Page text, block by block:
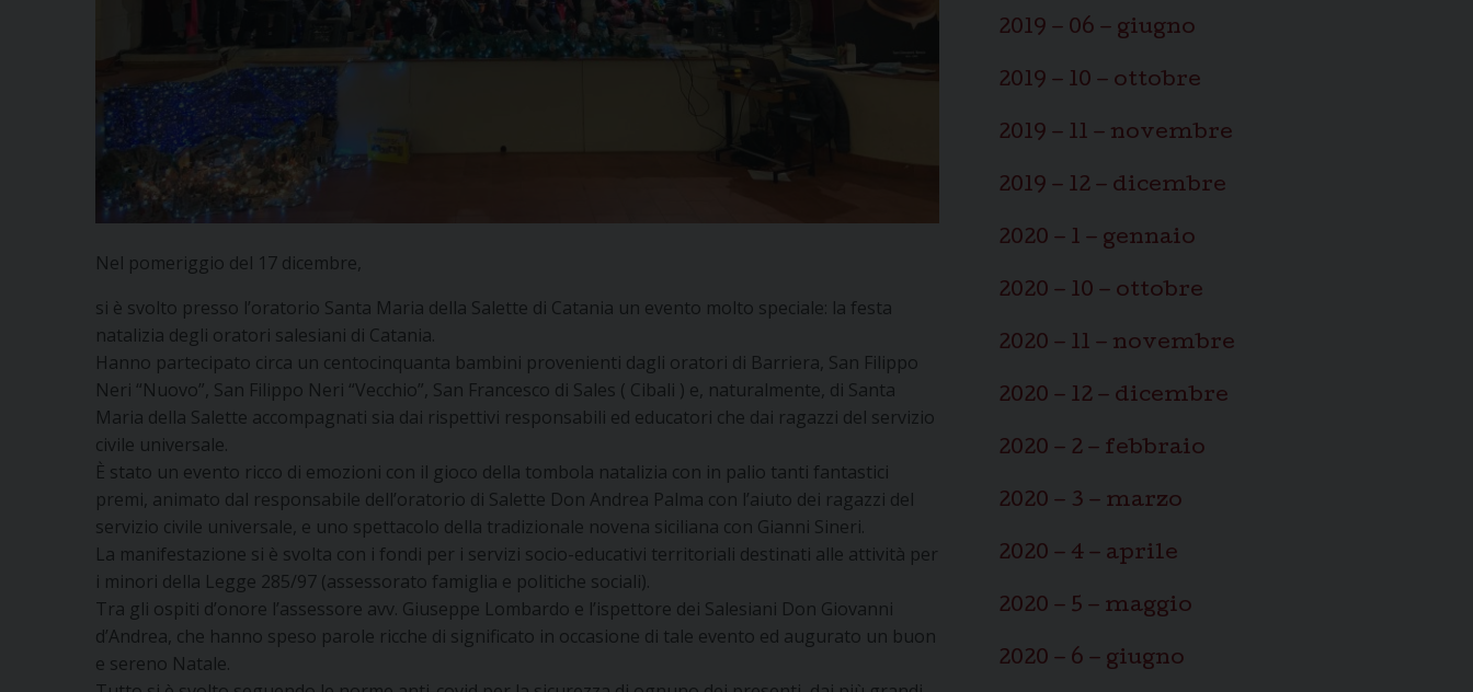
Nel pomeriggio del 17 dicembre,
si è svolto presso l’oratorio Santa Maria della Salette di Catania un evento molto speciale: la festa
natalizia degli oratori salesiani di Catania.
Hanno partecipato circa un centocinquanta bambini provenienti dagli oratori di Barriera, San Filippo
Neri “Nuovo”, San Filippo Neri “Vecchio”, San Francesco di Sales ( Cibali ) e, naturalmente, di Santa
Maria della Salette accompagnati sia dai rispettivi responsabili ed educatori che dai ragazzi del servizio
civile universale.
È stato un evento ricco di emozioni con il gioco della tombola natalizia con in palio tanti fantastici
premi, animato dal responsabile dell’oratorio di Salette Don Andrea Palma con l’aiuto dei ragazzi del
servizio civile universale, e uno spettacolo della tradizionale novena siciliana con Gianni Sineri.
La manifestazione si è svolta con i fondi per i servizi socio-educativi territoriali destinati alle attività per
i minori della Legge 285/97 (assessorato famiglia e politiche sociali).
Tra gli ospiti d’onore l’assessore avv. Giuseppe Lombardo e l’ispettore dei Salesiani Don Giovanni
d’Andrea, che hanno speso parole ricche di significato in occasione di tale evento ed augurato un buon
e sereno Natale.
2019 – 06 – giugno
2019 – 10 – ottobre
2019 – 11 – novembre
2019 – 12 – dicembre
2020 – 1 – gennaio
2020 – 10 – ottobre
2020 – 11 – novembre
2020 – 12 – dicembre
2020 – 2 – febbraio
2020 – 3 – marzo
2020 – 4 – aprile
2020 – 5 – maggio
2020 – 6 – giugno